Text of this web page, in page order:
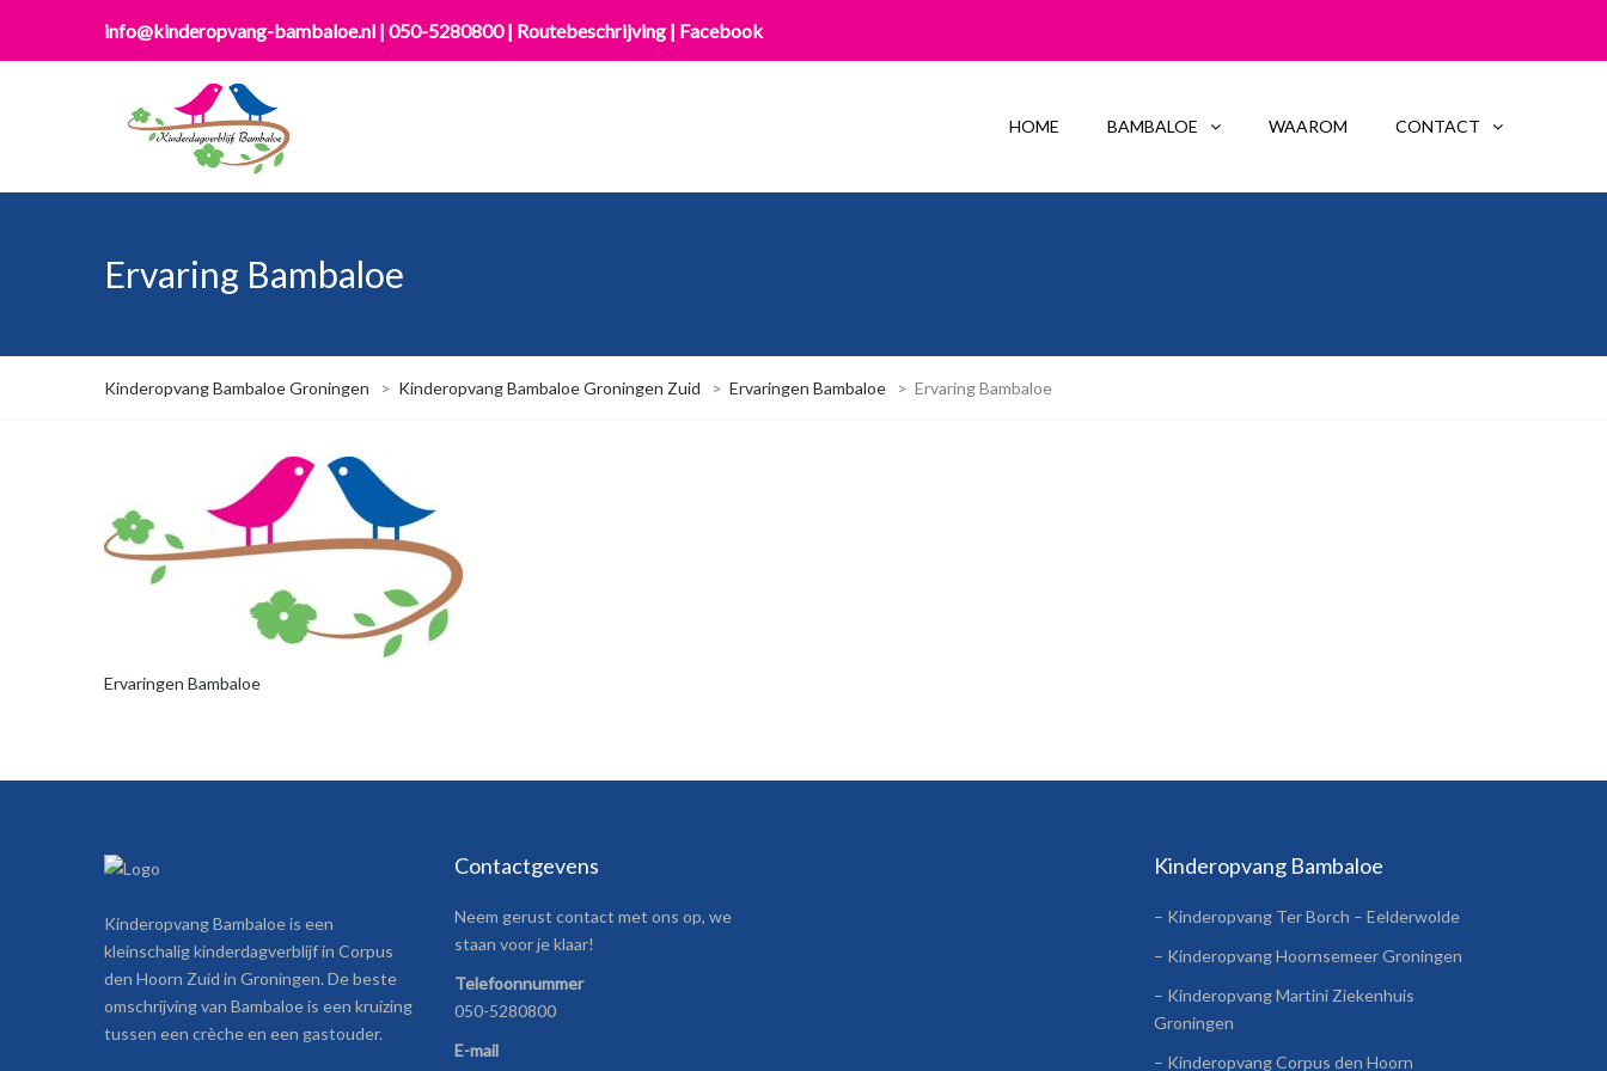
info@kinderopvang-bambaloe.nl | 050-5280800| Routebeschrijving | Facebook
HOME BAMBALOE WAAROM CONTACT
Ervaring Bambaloe
Kinderopvang Bambaloe Groningen > Kinderopvang Bambaloe Groningen Zuid > Ervaringen Bambaloe > Ervaring Bambaloe
Ervaringen Bambaloe
Kinderopvang Bambaloe is een
kleinschalig kinderdagverblijf in Corpus
den Hoorn Zuid in Groningen. De beste
omschrijving van Bambaloe is een kruizing
tussen een crèche en een gastouder.
Contactgevens
Neem gerust contact met ons op, we
staan voor je klaar!
Telefoonnummer
050-5280800
E-mail
Kinderopvang Bambaloe
– Kinderopvang Ter Borch – Eelderwolde
– Kinderopvang Hoornsemeer Groningen
– Kinderopvang Martini Ziekenhuis
Groningen
– Kinderopvang Corpus den Hoorn